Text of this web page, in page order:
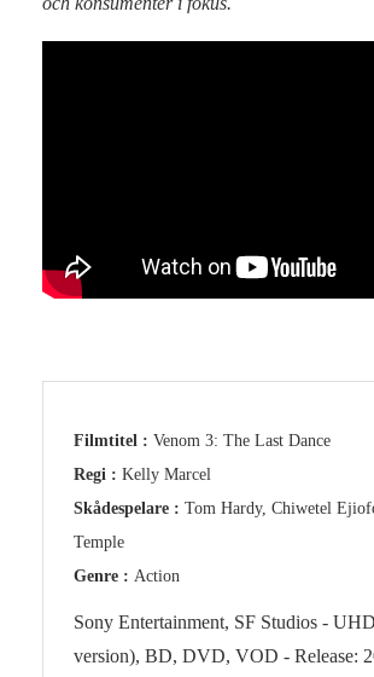
Filmtitel : Venom 3: The Last Dance
Regi : Kelly Marcel
Skådespelare : Tom Hardy, Chiwetel
Temple
Genre : Action
Sony Entertainment, SF Studios -
version), BD, DVD, VOD - Release: